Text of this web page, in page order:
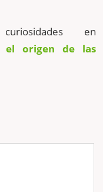
en
el origen de las